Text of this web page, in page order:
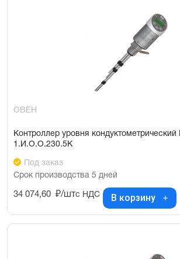
ОВЕН
Контроллер уровня
1.И.О.О.230.5К
Под заказ
Срок производства 5 дней
34 074,60 ₽/штс НДС В корзину